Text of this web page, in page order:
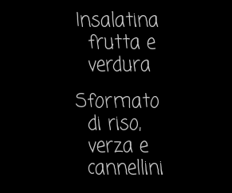
Insalatina
frutta e
verdura
Sformato
di riso,
verza e
cannellini